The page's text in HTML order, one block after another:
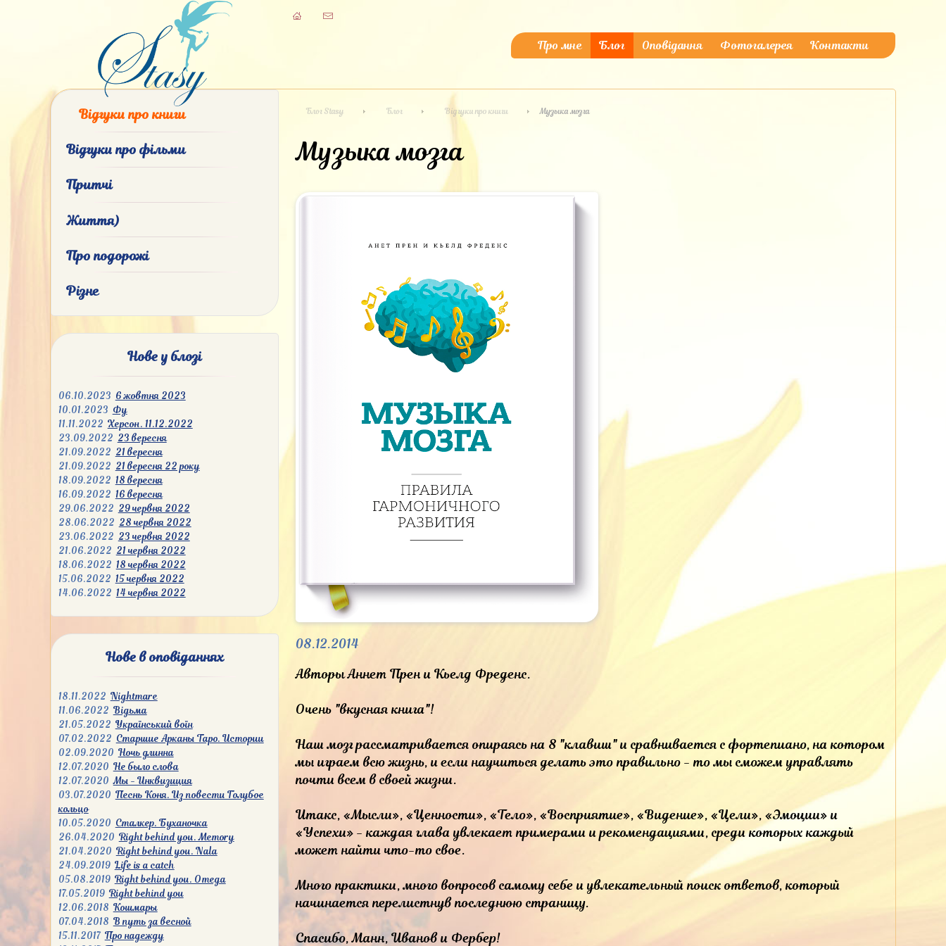
Про мне Блог Оповідання Фотогалерея Контакти
Відгуки про книги
Відгуки про фільми
Притчі
Життя)
Про подорожі
Різне
Нове у блозі
06.10.2023 6 жовтня 2023
10.01.2023 Фу
11.11.2022 Херсон. 11.12.2022
23.09.2022 23 вересня
21.09.2022 21 вересня
21.09.2022 21 вересня 22 року
18.09.2022 18 вересня
16.09.2022 16 вересня
29.06.2022 29 червня 2022
28.06.2022 28 червня 2022
23.06.2022 23 червня 2022
21.06.2022 21 червня 2022
18.06.2022 18 червня 2022
15.06.2022 15 червня 2022
14.06.2022 14 червня 2022
Нове в оповіданнях
18.11.2022 Nightmare
11.06.2022 Відьма
21.05.2022 Український воїн
07.02.2022 Старшие Арканы Таро. Истории
02.09.2020 Ночь длинна
12.07.2020 Не было слова
12.07.2020Мы - Инквизиция
03.07.2020 Песнь Коня. Из повести Голубое
кольцо
10.05.2020 Сталкер. Буханочка
26.04.2020 Right behind you. Memory
21.04.2020 Right behind you. Nala
24.09.2019 Life is a catch
05.08.2019 Right behind you. Omega
17.05.2019 Right behind you
12.06.2018 Кошмары
07.04.2018 В путь за весной
15.11.2017 Про надежду
Блог Stasy Блог Відгуки про книги Музыка мозга
Музыка мозга
08.12.2014
Авторы Аннет Прен и Кьелд Фреденс.
Очень "вкусная книга"!
Наш мозг рассматривается опираясь на 8 "клавиш" и сравнивается с фортепиано, на котором
мы играем всю жизнь, и если научиться делать это правильно - то мы сможем управлять
почти всем в своей жизни.
Итакс, «Мысли», «Ценности», «Тело», «Восприятие», «Видение», «Цели», «Эмоции» и
«Успехи» - каждая глава увлекает примерами и рекомендациями, среди которых каждый
может найти что-то свое.
Много практики, много вопросов самому себе и увлекательный поиск ответов, который
начинается перелистнув последнюю страницу.
Спасибо, Манн, Иванов и Фербер!